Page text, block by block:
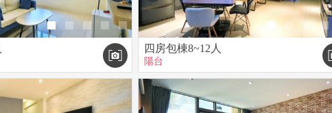
四房包棟8~12人
陽台